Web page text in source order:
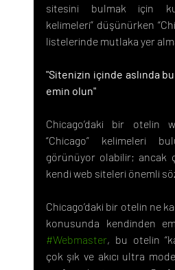
sitesini bulmak için
kelimeleri” düşünürken
listelerinde mutlaka yer
"Sitenizin içinde aslında
emin olun"
Chicago’daki bir otelin
“Chicago” kelimeleri
görünüyor olabilir; ancak
kendi web siteleri önemli
Chicago’daki bir otelin ne
#Webmaster, bu otelin
çok şık ve akıcı ultra